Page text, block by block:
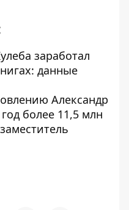
заработал
данные
Александр
более 11,5 млн